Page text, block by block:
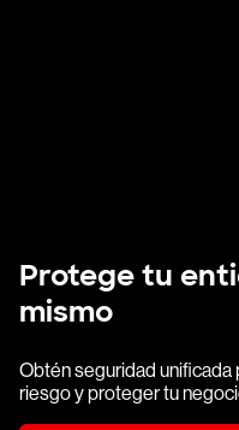
Protege tu
mismo
Obtén seguridad unificada
riesgo y proteger tu